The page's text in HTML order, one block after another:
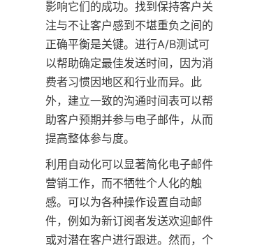
影响它们的成功。找到保持客户关
注与不让客户感到不堪重负之间的
正确平衡是关键。进行A/B测试可
以帮助确定最佳发送时间，因为消
费者习惯因地区和行业而异。此
外，建立一致的沟通时间表可以帮
助客户预期并参与电子邮件，从而
提高整体参与度。
利用自动化可以显著简化电子邮件
营销工作，而不牺牲个人化的触
感。可以为各种操作设置自动邮
件，例如为新订阅者发送欢迎邮件
或对潜在客户进行跟进。然而，个